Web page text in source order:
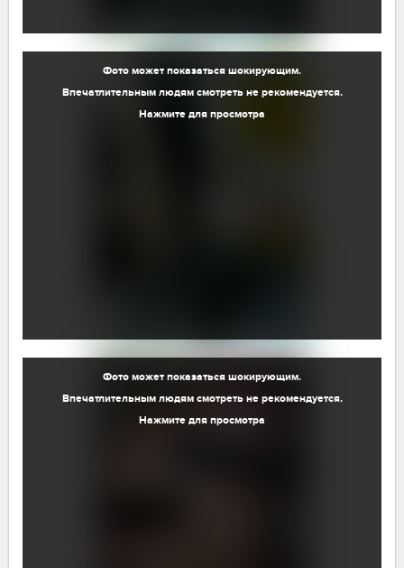
Фото может показаться шокирующим.
Впечатлительным людям смотреть не рекомендуется.
Нажмите для просмотра
Фото может показаться шокирующим.
Впечатлительным людям смотреть не рекомендуется.
Нажмите для просмотра